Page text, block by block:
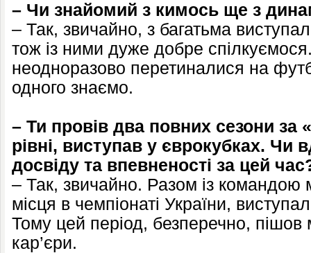
– Чи знайомий з кимось ще з
– Так, звичайно, з багатьма
тож із ними дуже добре
неодноразово перетиналися на
одного знаємо.
– Ти провів два повних сезони за
рівні, виступав у єврокубках. Чи
досвіду та впевненості за цей
– Так, звичайно. Разом із командою
місця в чемпіонаті України,
Тому цей період, безперечно,
кар’єри.